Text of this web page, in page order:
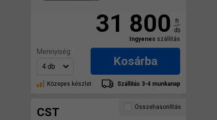
31 800
ft
db
Ingyenes szállitás
Mennyiség:
Kosárba
Közepes készlet Szállítás 3-4 munkanap
CST Összehasonlítás